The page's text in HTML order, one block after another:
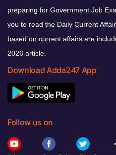
preparing for Government Job
you to read the Daily Current
based on current affairs are
2026 article.
Download Adda247 App
Follow us on